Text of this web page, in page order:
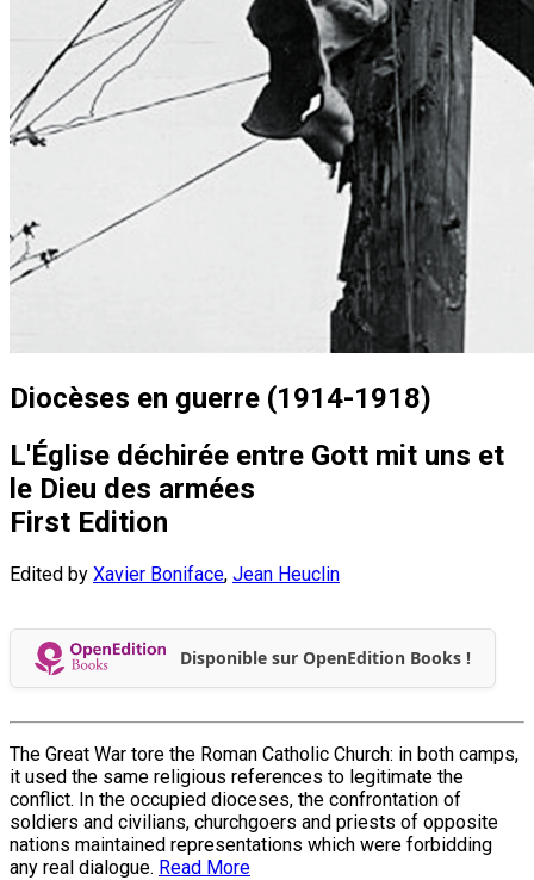
Diocèses en guerre (1914-1918)
L'Église déchirée entre Gott mit uns et
le Dieu des armées
First Edition
Edited by Xavier Boniface, Jean Heuclin
Disponible sur OpenEdition Books !
The Great War tore the Roman Catholic Church: in both camps,
it used the same religious references to legitimate the
conflict. In the occupied dioceses, the confrontation of
soldiers and civilians, churchgoers and priests of opposite
nations maintained representations which were forbidding
any real dialogue. Read More